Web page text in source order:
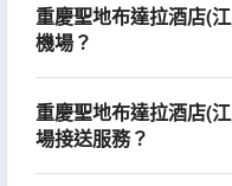
重慶聖地布達拉酒店(
機場？
重慶聖地布達拉酒店(
場接送服務？